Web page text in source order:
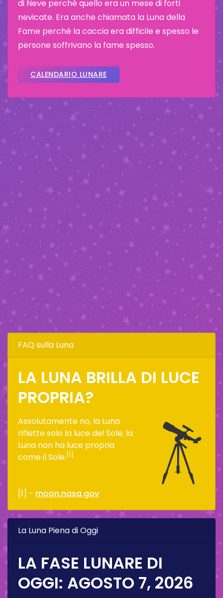
di Neve perché quello era un mese di forti
nevicate. Era anche chiamata la Luna della
Fame perché la caccia era difficile e spesso le
persone soffrivano la fame spesso.
CALENDARIO LUNARE
FAQ sulla Luna
LA LUNA BRILLA DI LUCE
PROPRIA?
Assolutamente no, la Luna
riflette solo la luce del Sole; la
Luna non ha luce propria
come il Sole. [1]
[1] - moon.nasa.gov
La Luna Piena di Oggi
LA FASE LUNARE DI
OGGI: AGOSTO 7, 2026